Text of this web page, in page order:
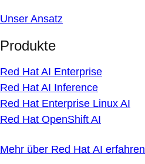
Unser Ansatz
Produkte
Red Hat AI Enterprise
Red Hat AI Inference
Red Hat Enterprise Linux AI
Red Hat OpenShift AI
Mehr über Red Hat AI erfahren